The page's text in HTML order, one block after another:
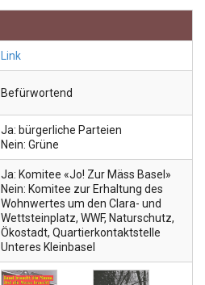
Link
Befürwortend
Ja: bürgerliche Parteien
Nein: Grüne
Ja: Komitee «Jo! Zur Mäss Basel»
Nein: Komitee zur Erhaltung des
Wohnwertes um den Clara- und
Wettsteinplatz, WWF, Naturschutz,
Ökostadt, Quartierkontaktstelle
Unteres Kleinbasel